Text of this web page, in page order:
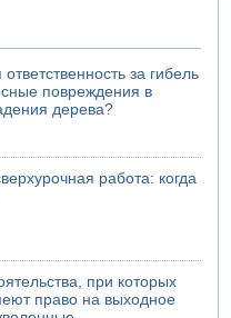
сдавать кровь
Эрдан объявит в
партии
за гибель
повреждения в
дерева?
работа: когда
при которых
право на выходное